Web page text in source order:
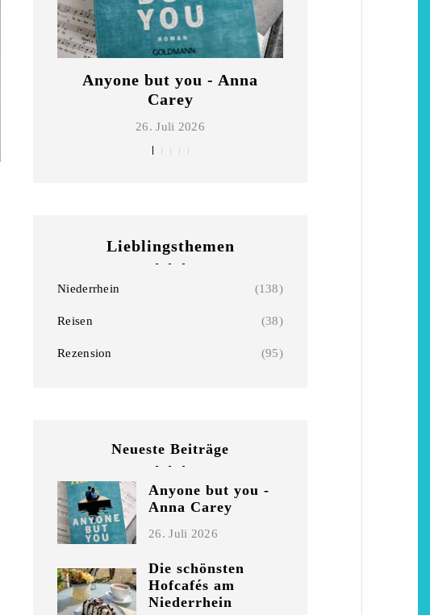
Anyone but you - Anna
Carey
26. Juli 2026
Lieblingsthemen
Niederrhein (138)
Reisen (38)
Rezension (95)
Neueste Beiträge
Anyone but you -
Anna Carey
26. Juli 2026
Die schönsten
Hofcafés am
Niederrhein